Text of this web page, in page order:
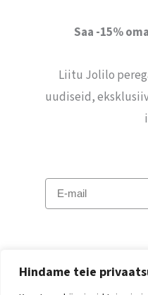
Hindame teie
Saa -15%
Liitu Jolilo
uudiseid,
E-mail